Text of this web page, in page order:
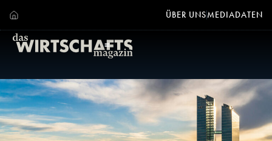
ÜBER UNSMEDIADATEN